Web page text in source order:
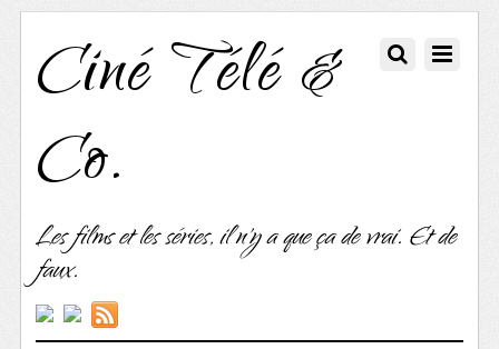
Ciné Télé &
Co.
Les films et les séries, il n'y a que ça de vrai. Et de
faux.